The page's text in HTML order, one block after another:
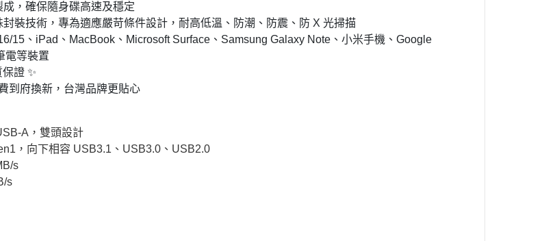
，確保隨身碟高速及穩定
裝技術，專為適應嚴苛條件設計，耐高低溫、防潮、防震、防 X 光掃描
15、iPad、MacBook、Microsoft Surface、Samsung Galaxy Note、小米手機、Google
電等裝置
證 ✨
到府換新，台灣品牌更貼心
A，雙頭設計
，向下相容 USB3.1、USB3.0、USB2.0
s
s